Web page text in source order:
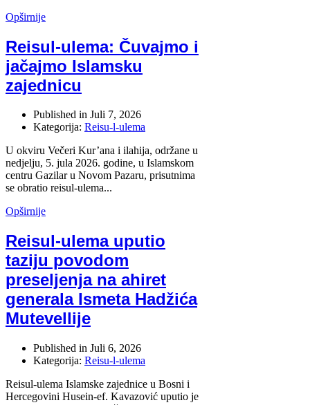
Opširnije
Reisul-ulema: Čuvajmo i
jačajmo Islamsku
zajednicu
Published in Juli 7, 2026
Kategorija: Reisu-l-ulema
U okviru Večeri Kur’ana i ilahija, održane u
nedjelju, 5. jula 2026. godine, u Islamskom
centru Gazilar u Novom Pazaru, prisutnima
se obratio reisul-ulema...
Opširnije
Reisul-ulema uputio
taziju povodom
preseljenja na ahiret
generala Ismeta Hadžića
Mutevellije
Published in Juli 6, 2026
Kategorija: Reisu-l-ulema
Reisul-ulema Islamske zajednice u Bosni i
Hercegovini Husein-ef. Kavazović uputio je